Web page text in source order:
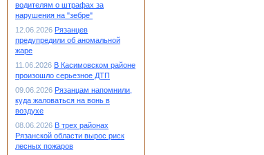
водителям о штрафах за
нарушения на "зебре"
12.06.2026 Рязанцев
предупредили об аномальной
жаре
11.06.2026 В Касимовском районе
произошло серьезное ДТП
09.06.2026 Рязанцам напомнили,
куда жаловаться на вонь в
воздухе
08.06.2026 В трех районах
Рязанской области вырос риск
лесных пожаров